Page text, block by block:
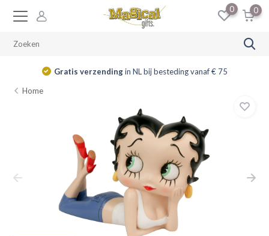
0 0
Gratis verzendingin NL bij besteding vanaf € 75
Home